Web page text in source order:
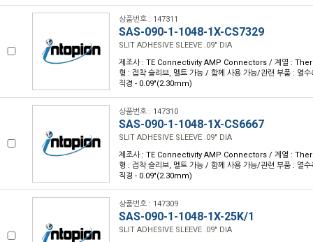
상품번호 : 147311
SAS-090-1-1048-1X-CS7329
SLIT ADHESIVE SLEEVE .09" DIA
제조사 : TE Connectivity AMP Connectors / 계열 :
형 : 접착 슬리브, 멜트 가능 / 함께 사용 가능/관련 부품 : 열
직경 - 0.09"(2.30mm)
상품번호 : 147310
SAS-090-1-1048-1X-CS6667
SLIT ADHESIVE SLEEVE .09" DIA
제조사 : TE Connectivity AMP Connectors / 계열 :
형 : 접착 슬리브, 멜트 가능 / 함께 사용 가능/관련 부품 : 열
직경 - 0.09"(2.30mm)
상품번호 : 147309
SAS-090-1-1048-1X-25K/1
SLIT ADHESIVE SLEEVE .09" DIA